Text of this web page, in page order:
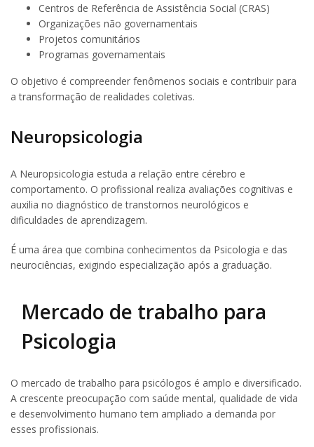
Centros de Referência de Assistência Social (CRAS)
Organizações não governamentais
Projetos comunitários
Programas governamentais
O objetivo é compreender fenômenos sociais e contribuir para
a transformação de realidades coletivas.
Neuropsicologia
A Neuropsicologia estuda a relação entre cérebro e
comportamento. O profissional realiza avaliações cognitivas e
auxilia no diagnóstico de transtornos neurológicos e
dificuldades de aprendizagem.
É uma área que combina conhecimentos da Psicologia e das
neurociências, exigindo especialização após a graduação.
Mercado de trabalho para
Psicologia
O mercado de trabalho para psicólogos é amplo e diversificado.
A crescente preocupação com saúde mental, qualidade de vida
e desenvolvimento humano tem ampliado a demanda por
esses profissionais.